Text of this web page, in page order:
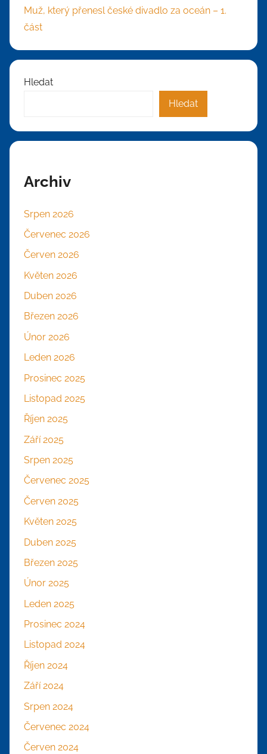
Muž, který přenesl české divadlo za oceán – 1.
část
Hledat
Hledat
Archiv
Srpen 2026
Červenec 2026
Červen 2026
Květen 2026
Duben 2026
Březen 2026
Únor 2026
Leden 2026
Prosinec 2025
Listopad 2025
Říjen 2025
Září 2025
Srpen 2025
Červenec 2025
Červen 2025
Květen 2025
Duben 2025
Březen 2025
Únor 2025
Leden 2025
Prosinec 2024
Listopad 2024
Říjen 2024
Září 2024
Srpen 2024
Červenec 2024
Červen 2024